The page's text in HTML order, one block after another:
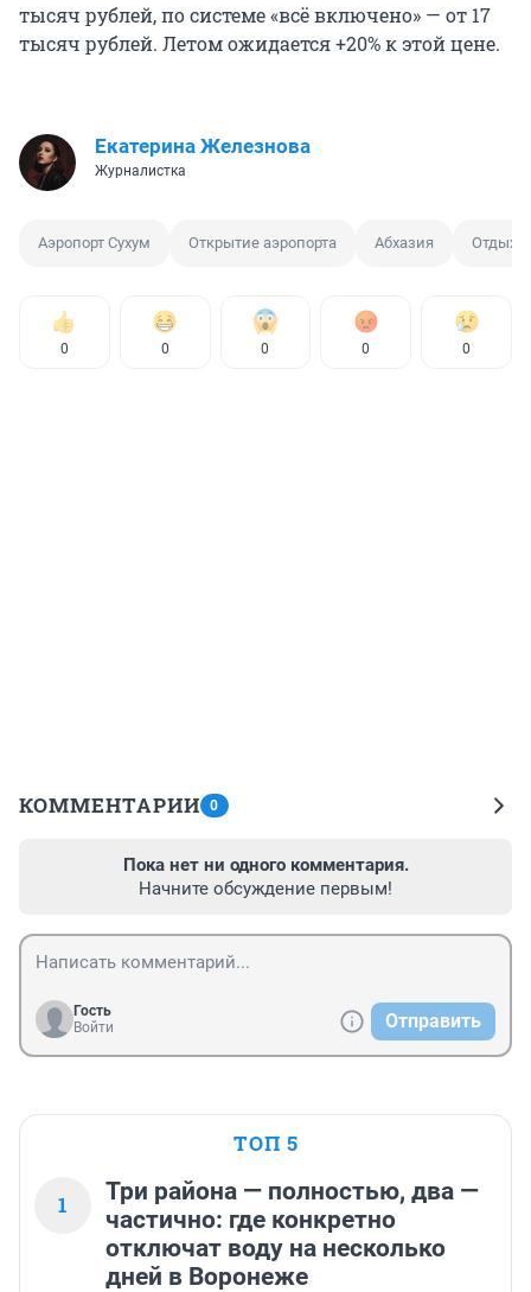
тысяч рублей, по системе «всё включено» — от 17
тысяч рублей. Летом ожидается +20% к этой цене.
Екатерина Железнова
Журналистка
Аэропорт Сухум Открытие аэропорта Абхазия Отдых
0 0 0 0 0
КОММЕНТАРИИ 0
Пока нет ни одного комментария.
Начните обсуждение первым!
Гость
Войти
Отправить
ТОП 5
1
Три района — полностью, два —
частично: где конкретно
отключат воду на несколько
дней в Воронеже